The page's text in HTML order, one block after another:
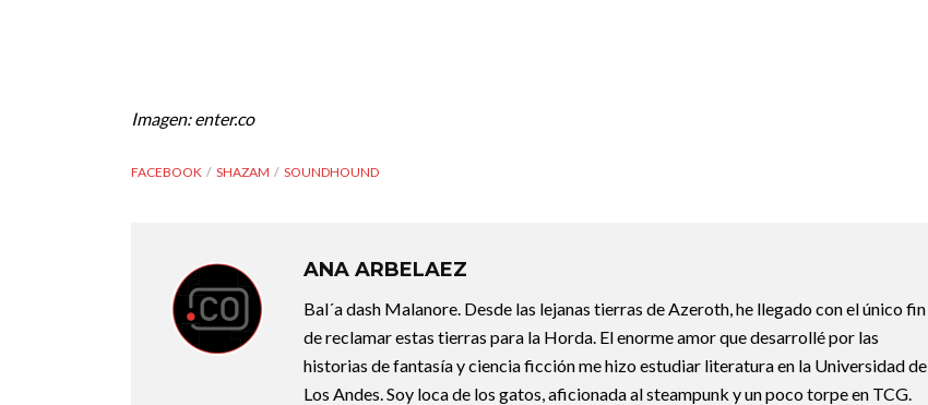
Imagen: enter.co
FACEBOOK SHAZAM SOUNDHOUND
ANA ARBELAEZ
Bal´a dash Malanore. Desde las lejanas tierras de Azeroth, he llegado con el único fin
de reclamar estas tierras para la Horda. El enorme amor que desarrollé por las
historias de fantasía y ciencia ficción me hizo estudiar literatura en la Universidad de
Los Andes. Soy loca de los gatos, aficionada al steampunk y un poco torpe en TCG.